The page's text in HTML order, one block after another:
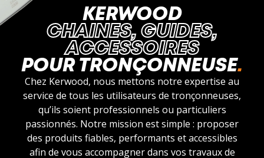
KERWOOD
CHAINES, GUIDES,
ACCESSOIRES
POUR TRONÇONNEUSE
Chez Kerwood, nous mettons notre expertise au
service de tous les utilisateurs de tronçonneuses,
qu’ils soient professionnels ou particuliers
passionnés. Notre mission est simple : proposer
des produits fiables, performants et accessibles
afin de vous accompagner dans vos travaux de